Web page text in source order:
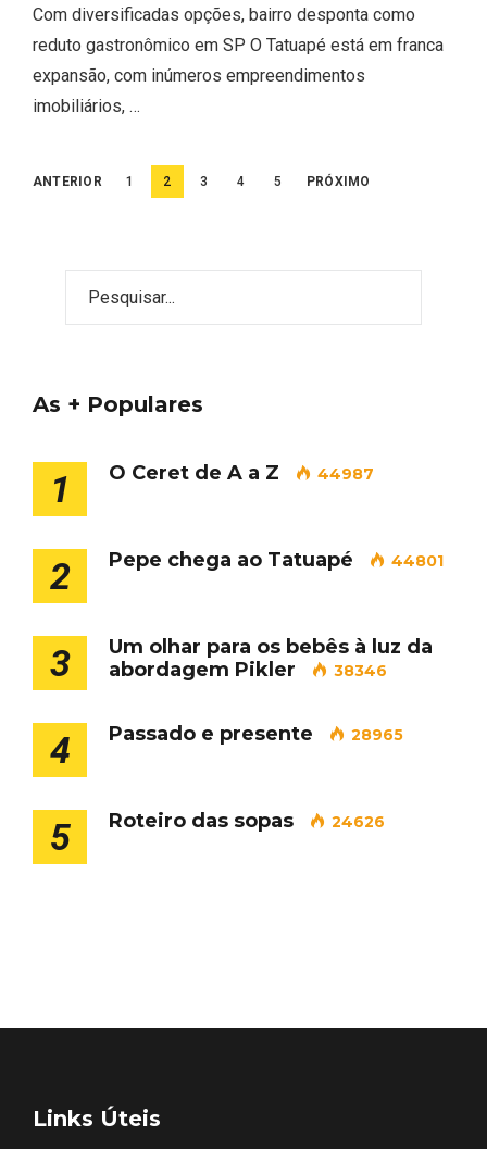
Com diversificadas opções, bairro desponta como
reduto gastronômico em SP O Tatuapé está em franca
expansão, com inúmeros empreendimentos
imobiliários, …
Paginação
ANTERIOR 1 2 3 4 5 PRÓXIMO
As + Populares
1 O Ceret de A a Z 44987
2 Pepe chega ao Tatuapé 44801
3
Um olhar para os bebês à luz da
abordagem Pikler
38346
4 Passado e presente 28965
5 Roteiro das sopas 24626
Links Úteis